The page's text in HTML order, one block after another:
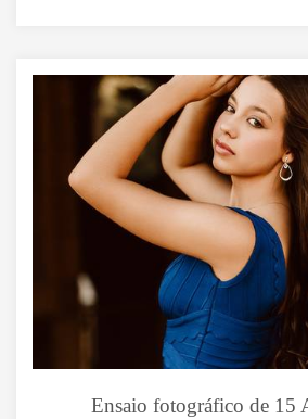
Ensaio fotográfico de 15